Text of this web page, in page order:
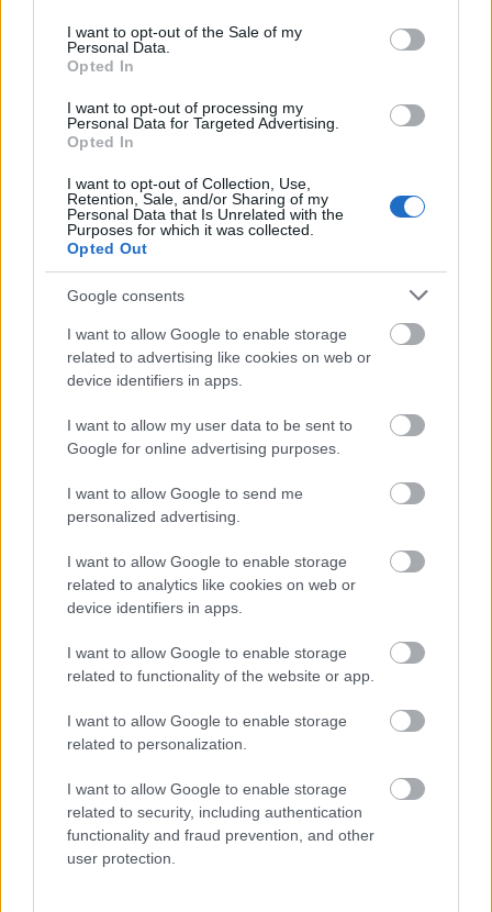
consent section.
I want to opt-out of the Sale of my
Personal Data.
Opted In
I want to opt-out of processing my
Personal Data for Targeted Advertising.
Opted In
I want to opt-out of Collection, Use,
Retention, Sale, and/or Sharing of my
Personal Data that Is Unrelated with the
Purposes for which it was collected.
Opted Out
Google consents
I want to allow Google to enable storage
related to advertising like cookies on web or
device identifiers in apps.
I want to allow my user data to be sent to
Google for online advertising purposes.
I want to allow Google to send me
personalized advertising.
I want to allow Google to enable storage
related to analytics like cookies on web or
device identifiers in apps.
I want to allow Google to enable storage
related to functionality of the website or app.
I want to allow Google to enable storage
related to personalization.
I want to allow Google to enable storage
related to security, including authentication
functionality and fraud prevention, and other
user protection.
Πιστοποίηση Υπολογιστών σε 2
μέρες
Μάθε πρώτος όλες τις σημαντικές
ειδήσεις.
Βάλε το proson.gr στα αποτελέσματα
αναζήτησης της Google
Market Pass 2026: Ποιοι μπορούν να
πάρουν voucher έως 1.200 ευρώ
Τι σημαίνει η λέξη «προσόρμιση»
Κικίλιας Έρχονται 420 νέες
προσλήψεις στο Λιμενικό Σώμα